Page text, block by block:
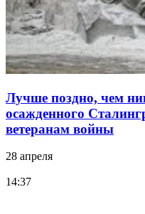
Лучше поздно, чем
осажденного
ветеранам войны
28 апреля
14:37